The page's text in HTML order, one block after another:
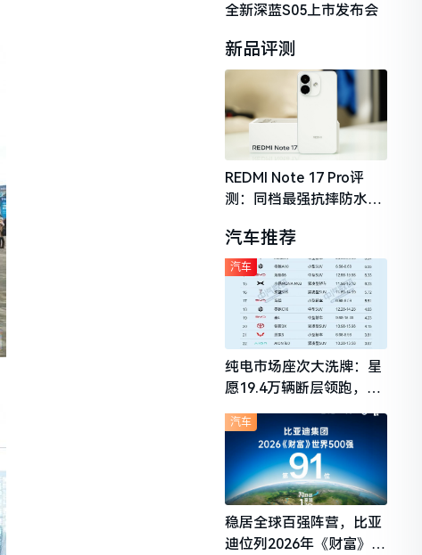
全新深蓝S05上市发布会
新品评测
REDMI Note 17 Pro评
测：同档最强抗摔防水，
守门员
汽车推荐
纯电市场座次大洗牌：星
愿19.4万辆断层领跑，理
想i6成最强黑马
汽车
稳居全球百强阵营，比亚
迪位列2026年《财富》世
汽车